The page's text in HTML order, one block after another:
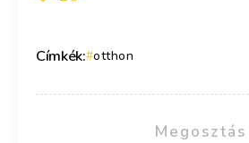
Címkék: otthon
Megosztás